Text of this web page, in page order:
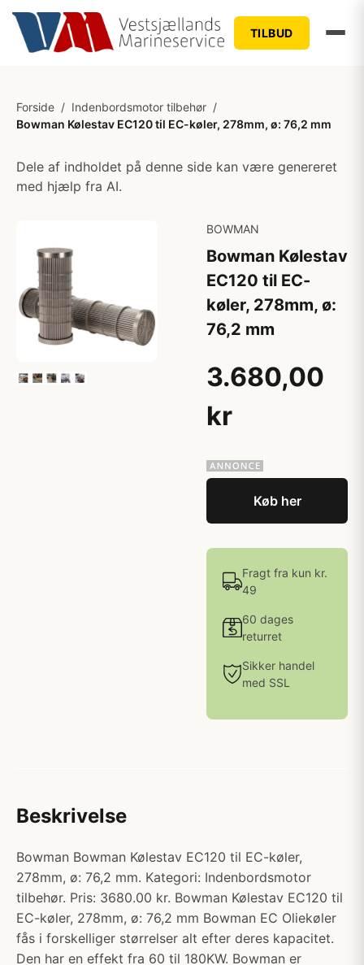
TILBUD
Forside / Indenbordsmotor tilbehør /
Bowman Kølestav EC120 til EC-køler, 278mm, ø: 76,2 mm
Dele af indholdet på denne side kan være genereret
med hjælp fra AI.
BOWMAN
Bowman Kølestav
EC120 til EC-
køler, 278mm, ø:
76,2 mm
3.680,00
kr
Køb her
Fragt fra kun kr.
49
60 dages
returret
Sikker handel
med SSL
Beskrivelse
Bowman Bowman Kølestav EC120 til EC-køler,
278mm, ø: 76,2 mm. Kategori: Indenbordsmotor
tilbehør. Pris: 3680.00 kr. Bowman Kølestav EC120 til
EC-køler, 278mm, ø: 76,2 mm Bowman EC Oliekøler
fås i forskelliger størrelser alt efter deres kapacitet.
Den har en effekt fra 60 til 180KW. Bowman er